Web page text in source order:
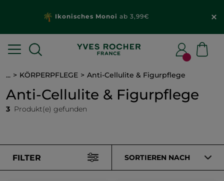
Ikonisches Monoi ab 3,99€
... KÖRPERPFLEGE Anti-Cellulite & Figurpflege
Anti-Cellulite & Figurpflege
3 Produkt(e) gefunden
FILTER SORTIEREN NACH